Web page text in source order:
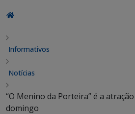
Informativos
Notícias
“O Menino da Porteira” é a
domingo